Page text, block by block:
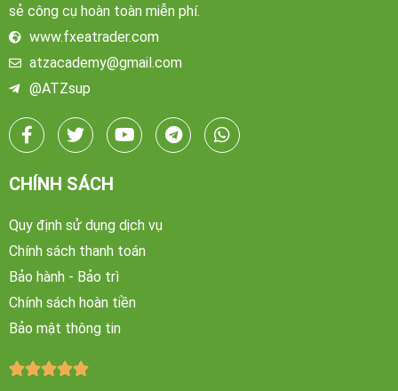
sẻ công cụ hoàn toàn miễn phí.
www.fxeatrader.com
atzacademy@gmail.com
@ATZsup
CHÍNH SÁCH
Quy định sử dụng dịch vụ
Chính sách thanh toán
Bảo hành - Bảo trì
Chính sách hoàn tiền
Bảo mật thông tin
